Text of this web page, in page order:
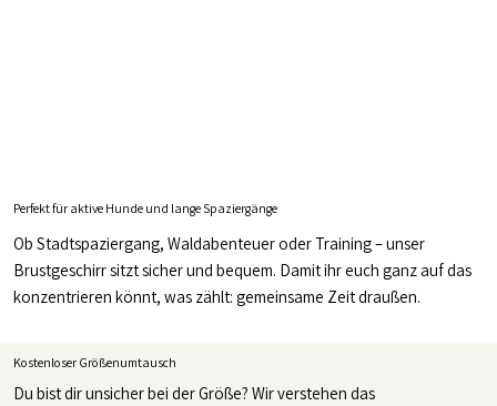
Perfekt für aktive Hunde und lange Spaziergänge
Ob Stadtspaziergang, Waldabenteuer oder Training – unser
Brustgeschirr sitzt sicher und bequem. Damit ihr euch ganz auf das
konzentrieren könnt, was zählt: gemeinsame Zeit draußen.
Kostenloser Größenumtausch
Du bist dir unsicher bei der Größe? Wir verstehen das